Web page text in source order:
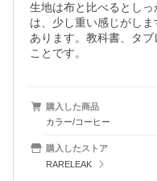
生地は布と比べるとし
は、少し重い感じがし
あります。教科書、タ
ことです。
購入した商品
カラー/コーヒー
購入したストア
RARELEAK